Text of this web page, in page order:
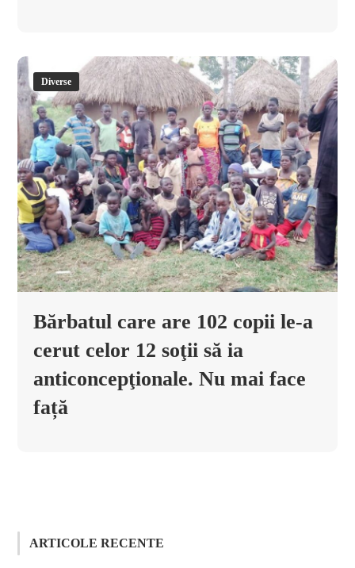
Diverse
Bărbatul care are 102 copii le-a
cerut celor 12 soţii să ia
anticoncepţionale. Nu mai face
față
ARTICOLE RECENTE